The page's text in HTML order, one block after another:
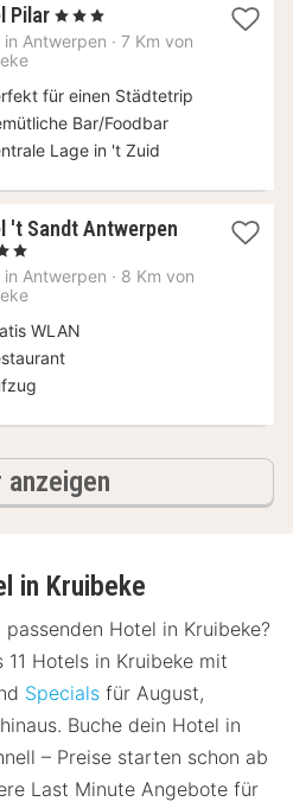
Pilar 1
Nacht
€
, 3 Sterne
in Antwerpen · 7 Km von
für einen Städtetrip
Bar/Foodbar
Lage in 't Zuid
't Sandt Antwerpen1
ab
in Antwerpen · 8 Km von
WLAN
anzeigen
in Kruibeke
Hotel in Kruibeke?
Hotels in Kruibeke mit
Specials für August,
Buche dein Hotel in
– Preise starten schon ab
Last Minute Angebote für